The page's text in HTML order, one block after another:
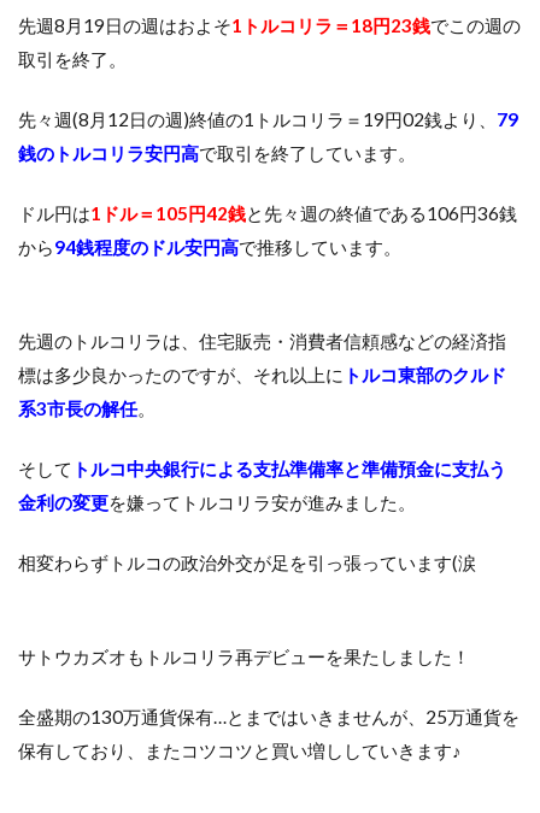
先週8月19日の週はおよそ1トルコリラ＝18円23銭でこの週の
取引を終了。
先々週(8月12日の週)終値の1トルコリラ＝19円02銭より、 79
銭のトルコリラ安円高で取引を終了しています。
ドル円は1ドル＝105円42銭と先々週の終値である106円36銭
から94銭程度のドル安円高で推移しています。
先週のトルコリラは、住宅販売・消費者信頼感などの経済指
標は多少良かったのですが、それ以上に トルコ東部のクルド
系3市長の解任。
そして トルコ中央銀行による支払準備率と準備預金に支払う
金利の変更を嫌ってトルコリラ安が進みました。
相変わらずトルコの政治外交が足を引っ張っています(涙
サトウカズオもトルコリラ再デビューを果たしました！
全盛期の130万通貨保有…とまではいきませんが、25万通貨を
保有しており、またコツコツと買い増ししていきます♪